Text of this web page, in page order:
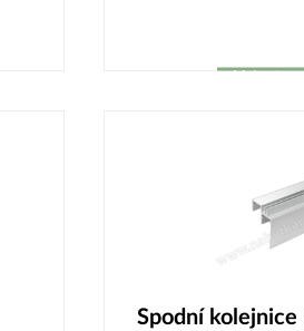
Vybrat
Spodní kolejnice